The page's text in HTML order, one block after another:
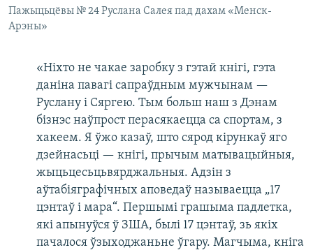
Пажыцьцёвы № 24 Руслана Салея пад дахам «Менск-
Арэны»
«Ніхто не чакае заробку з гэтай кнігі, гэта
даніна павагі сапраўдным мужчынам —
Руслану і Сяргею. Тым больш наш з Дэнам
бізнэс наўпрост перасякаецца са спортам, з
хакеем. Я ўжо казаў, што сярод кірункаў яго
дзейнасьці — кнігі, прычым матывацыйныя,
жыцьцесьцьвярджальныя. Адзін з
аўтабіяграфічных аповедаў называецца „17
цэнтаў і мара“. Першымі грашыма падлетка,
які апынуўся ў ЗША, былі 17 цэнтаў, зь якіх
пачалося ўзыходжаньне ўгару. Магчыма, кніга